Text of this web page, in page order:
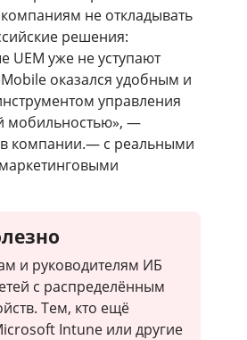
не откладывать
решения:
UEM уже не уступают
оказался удобным и
управления
мобильностью», —
компании.— с реальными
и руководителям ИБ
с распределённым
Тем, кто ещё
Intune или другие